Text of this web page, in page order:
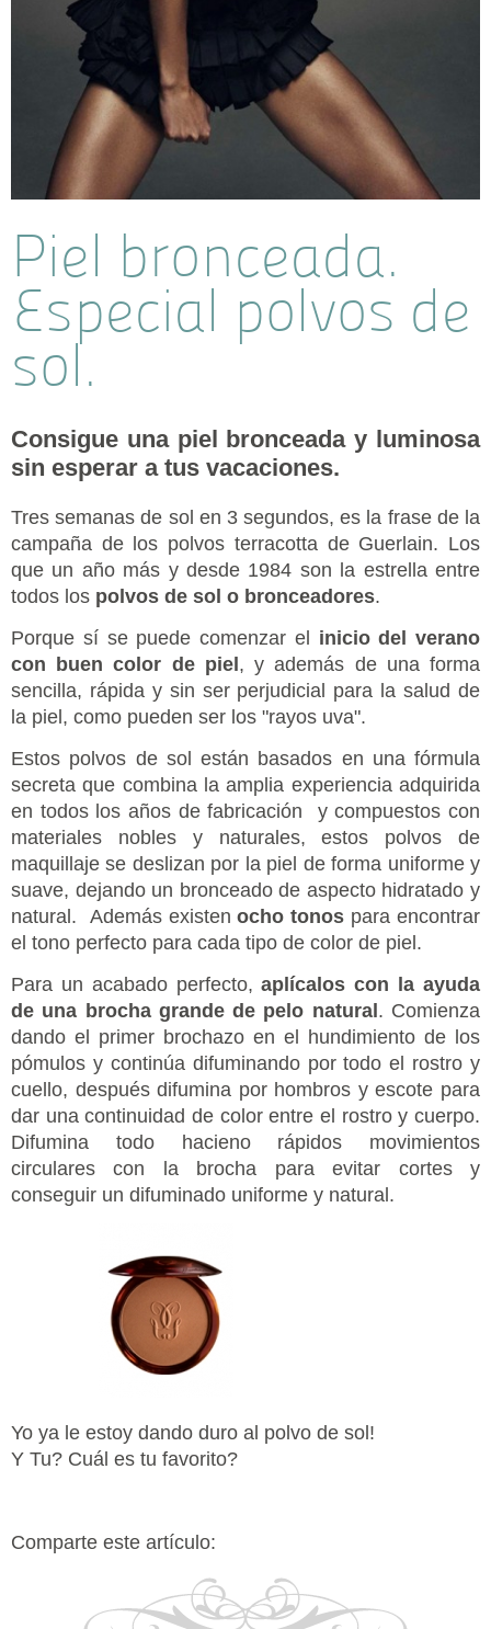
Piel bronceada.
Especial polvos de
sol.
Consigue una piel bronceada y luminosa
sin esperar a tus vacaciones.
Tres semanas de sol en 3 segundos, es la frase de la
campaña de los polvos terracotta de Guerlain. Los
que un año más y desde 1984 son la estrella entre
todos los polvos de sol o bronceadores.
Porque sí se puede comenzar el inicio del verano
con buen color de piel, y además de una forma
sencilla, rápida y sin ser perjudicial para la salud de
la piel, como pueden ser los "rayos uva".
Estos polvos de sol están basados en una fórmula
secreta que combina la amplia experiencia adquirida
en todos los años de fabricación y compuestos con
materiales nobles y naturales, estos polvos de
maquillaje se deslizan por la piel de forma uniforme y
suave, dejando un bronceado de aspecto hidratado y
natural. Además existenocho tonos para encontrar
el tono perfecto para cada tipo de color de piel.
Para un acabado perfecto,aplícalos con la ayuda
de una brocha grande de pelo natural. Comienza
dando el primer brochazo en el hundimiento de los
pómulos y continúa difuminando por todo el rostro y
cuello, después difumina por hombros y escote para
dar una continuidad de color entre el rostro y cuerpo.
Difumina todo hacieno rápidos movimientos
circulares con la brocha para evitar cortes y
conseguir un difuminado uniforme y natural.
Yo ya le estoy dando duro al polvo de sol!
Y Tu? Cuál es tu favorito?
Comparte este artículo: